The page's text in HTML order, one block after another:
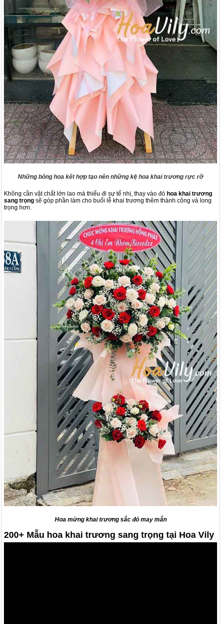
Những bông hoa kết hợp tạo nên những kệ hoa khai trương rực rỡ
Không cần vật chất lớn lao mà thiếu đi sự tế nhị, thay vào đó hoa khai trương
sang trọng sẽ góp phần làm cho buổi lễ khai trương thêm thành công và long
trọng hơn.
Hoa mừng khai trương sắc đỏ may mắn
200+ Mẫu hoa khai trương sang trọng tại Hoa Vily